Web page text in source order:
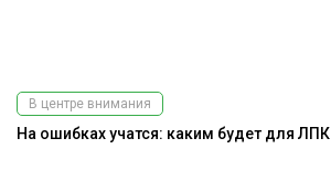
В центре внимания
На ошибках учатся: каким будет для